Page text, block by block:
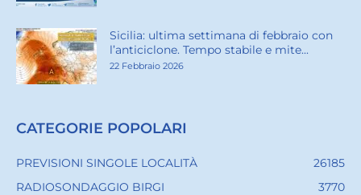
Sicilia: ultima settimana di febbraio con
l’anticiclone. Tempo stabile e mite...
22 Febbraio 2026
CATEGORIE POPOLARI
PREVISIONI SINGOLE LOCALITÀ
26185
RADIOSONDAGGIO BIRGI
3770